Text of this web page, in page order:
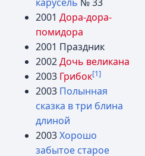
2001 Дора-дора-
помидора
2001 Праздник
2002Дочь великана
2003 Грибок[1]
2003 Полынная
сказка в три блина
длиной
2003Хорошо
забытое старое